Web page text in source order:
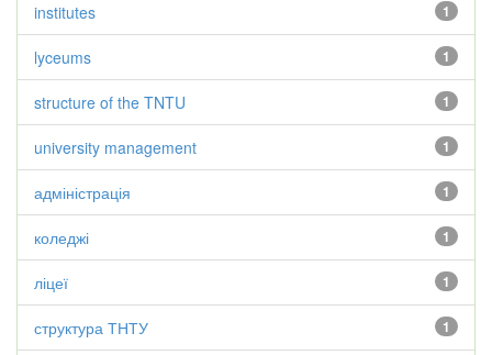
1
institutes
1
lyceums
1
structure of the TNTU
1
university management
1
адміністрація
1
коледжі
1
ліцеї
1
структура ТНТУ